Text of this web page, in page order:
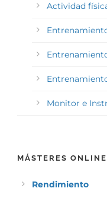
Actividad
Monitor e
MÁSTERES ONLINE
Rendimiento